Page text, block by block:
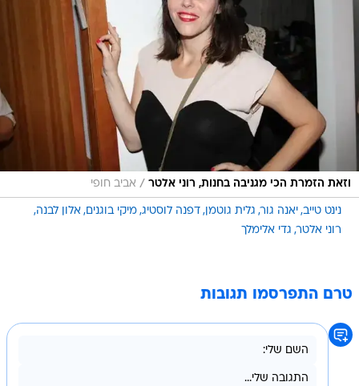
וזאת הזמרת הכי מגניבה בחנות, רוני אלטר / אביב חופי
נינט טייב יאנה גור גלית גוטמן דפנה לוסטיג מיקי בוגנים אלון לבנה
רוני אלטר גדי אלימלך
טרם התפרסמו תגובות